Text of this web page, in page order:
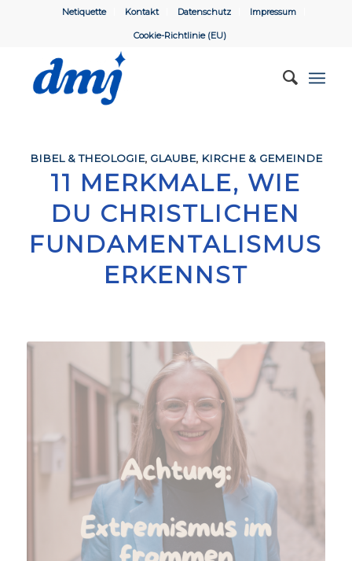
Netiquette Kontakt Datenschutz Impressum
Cookie-Richtlinie (EU)
BIBEL & THEOLOGIE, GLAUBE, KIRCHE & GEMEINDE
11 MERKMALE, WIE
DU CHRISTLICHEN
FUNDAMENTALISMUS
ERKENNST